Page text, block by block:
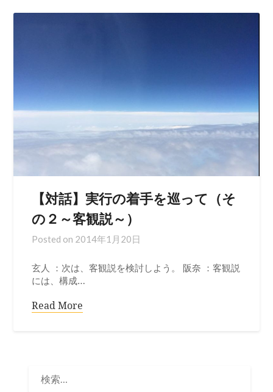
【対話】実行の着手を巡って（そ
の２～客観説～）
Posted on 2014年1月20日
玄人 ：次は、客観説を検討しよう。 阪奈 ：客観説
には、構成…
Read More